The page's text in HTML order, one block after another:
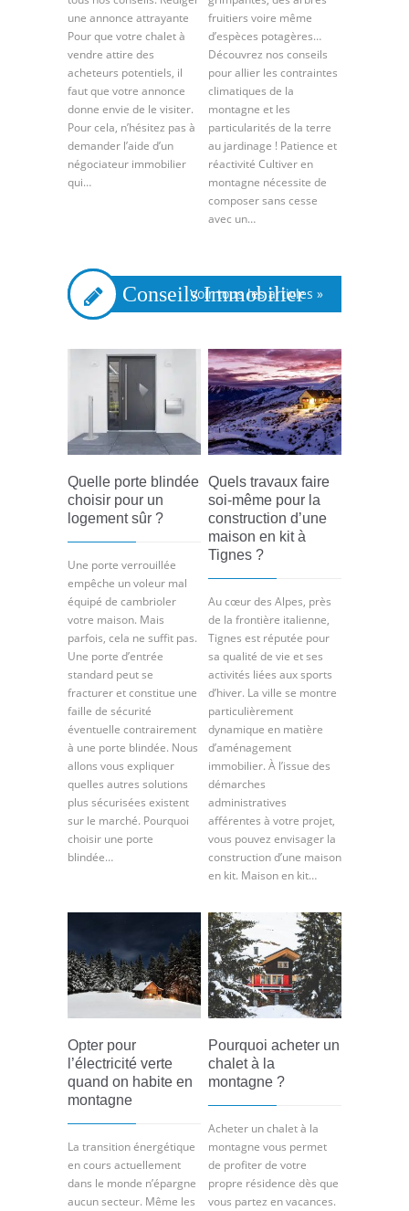
une annonce attrayante
Pour que votre chalet à
vendre attire des
acheteurs potentiels, il
faut que votre annonce
donne envie de le visiter.
Pour cela, n’hésitez pas à
demander l’aide d’un
négociateur immobilier
qui…
fruitiers voire même
d’espèces potagères…
Découvrez nos conseils
pour allier les contraintes
climatiques de la
montagne et les
particularités de la terre
au jardinage ! Patience et
réactivité Cultiver en
montagne nécessite de
composer sans cesse
avec un…
Conseils Immobilier
Quelle porte blindée
choisir pour un
logement sûr ?
Une porte verrouillée
empêche un voleur mal
équipé de cambrioler
votre maison. Mais
parfois, cela ne suffit pas.
Une porte d’entrée
standard peut se
fracturer et constitue une
faille de sécurité
éventuelle contrairement
à une porte blindée. Nous
allons vous expliquer
quelles autres solutions
plus sécurisées existent
sur le marché. Pourquoi
choisir une porte
blindée…
Quels travaux faire
soi-même pour la
construction d’une
maison en kit à
Tignes ?
Au cœur des Alpes, près
de la frontière italienne,
Tignes est réputée pour
sa qualité de vie et ses
activités liées aux sports
d’hiver. La ville se montre
particulièrement
dynamique en matière
d’aménagement
immobilier. À l’issue des
démarches
administratives
afférentes à votre projet,
vous pouvez envisager la
construction d’une maison
en kit. Maison en kit…
Opter pour
l’électricité verte
quand on habite en
montagne
La transition énergétique
en cours actuellement
dans le monde n’épargne
aucun secteur. Même les
Pourquoi acheter un
chalet à la
montagne ?
Acheter un chalet à la
montagne vous permet
de profiter de votre
propre résidence dès que
vous partez en vacances.
Voir tous les articles »